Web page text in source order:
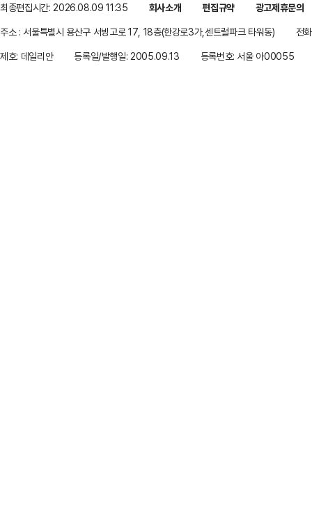
최종편집시간: 2026.08.09 11:35 회사소개 편집규약
광고제휴문의
주소 : 서울특별시 용산구 서빙고로 17, 18층(한강로3가,센트럴파크 타워동)
전
제호: 데일리안
등록일/발행일: 2005.09.13 등록번호: 서울 아00055